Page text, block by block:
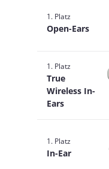
1. Platz
Open-Ears
1. Platz
True
Wireless In-
Ears
1. Platz
In-Ear